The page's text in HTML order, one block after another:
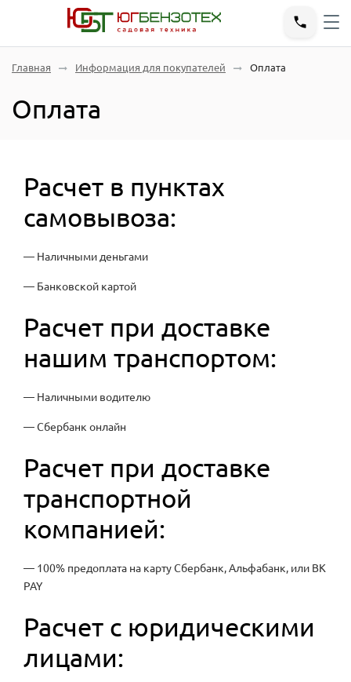
Главная Информация для покупателей Оплата
Оплата
Расчет в пунктах
самовывоза:
— Наличными деньгами
— Банковской картой
Расчет при доставке
нашим транспортом:
— Наличными водителю
— Сбербанк онлайн
Расчет при доставке
транспортной
компанией:
— 100% предоплата на карту Сбербанк, Альфабанк, или ВК
PAY
Расчет с юридическими
лицами: